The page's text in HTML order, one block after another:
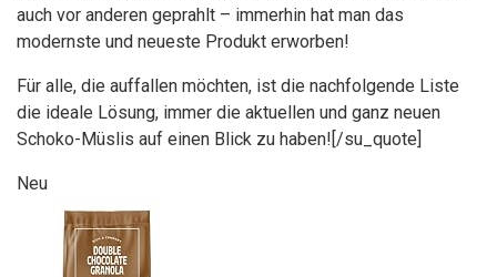
auch vor anderen geprahlt – immerhin hat man das
modernste und neueste Produkt erworben!
Für alle, die auffallen möchten, ist die nachfolgende Liste
die ideale Lösung, immer die aktuellen und ganz neuen
Schoko-Müslis auf einen Blick zu haben![/su_quote]
Neu